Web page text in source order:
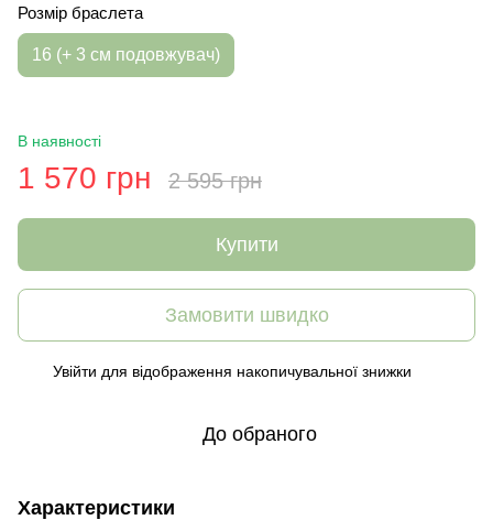
Розмір браслета
16 (+ 3 см подовжувач)
В наявності
1 570 грн 2 595 грн
Купити
Замовити швидко
Увійти для відображення накопичувальної знижки
До обраного
Характеристики